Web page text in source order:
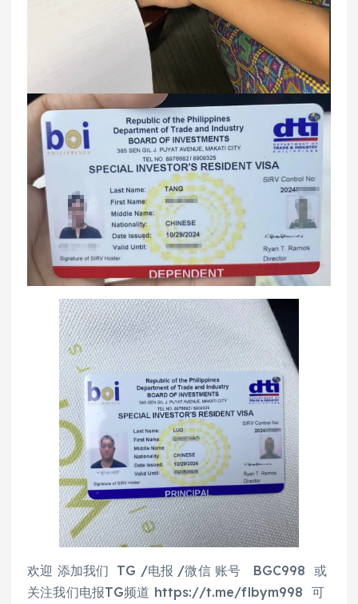
欢迎 添加我们 TG /电报 /微信 账号 BGC998 或
关注我们电报TG频道 https://t.me/flbym998 可